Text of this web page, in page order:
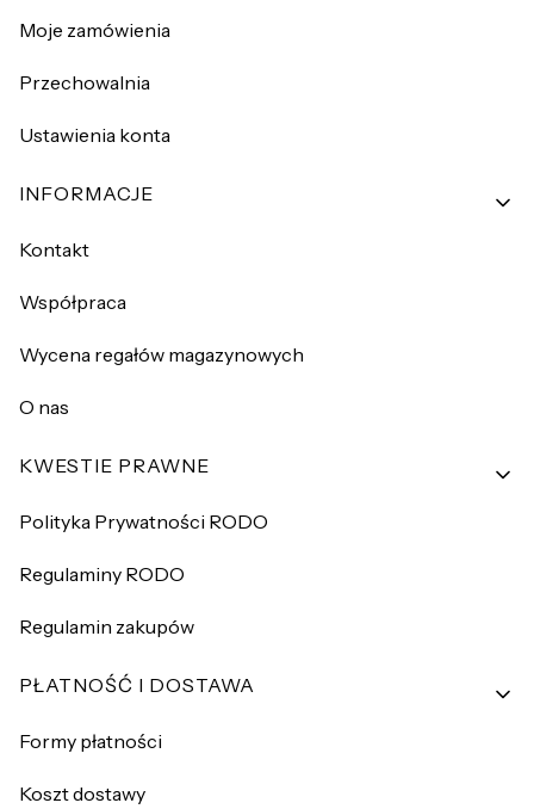
Moje zamówienia
Przechowalnia
Ustawienia konta
INFORMACJE
Kontakt
Współpraca
Wycena regałów magazynowych
O nas
KWESTIE PRAWNE
Polityka Prywatności RODO
Regulaminy RODO
Regulamin zakupów
PŁATNOŚĆ I DOSTAWA
Formy płatności
Koszt dostawy